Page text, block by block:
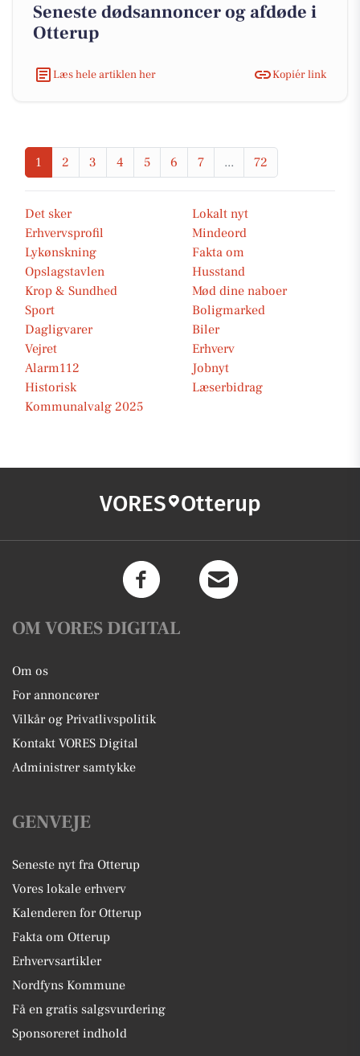
Seneste dødsannoncer og afdøde i
Otterup
Læs hele artiklen her Kopiér link
1 2 3 4 5 6 7 ... 72
Det sker
Lokalt nyt
Erhvervsprofil
Mindeord
Lykønskning
Fakta om
Opslagstavlen
Husstand
Krop & Sundhed
Mød dine naboer
Sport
Boligmarked
Dagligvarer
Biler
Vejret
Erhverv
Alarm112
Jobnyt
Historisk
Læserbidrag
Kommunalvalg 2025
VORES Otterup
OM VORES DIGITAL
Om os
For annoncører
Vilkår og Privatlivspolitik
Kontakt VORES Digital
Administrer samtykke
GENVEJE
Seneste nyt fra Otterup
Vores lokale erhverv
Kalenderen for Otterup
Fakta om Otterup
Erhvervsartikler
Nordfyns Kommune
Få en gratis salgsvurdering
Sponsoreret indhold